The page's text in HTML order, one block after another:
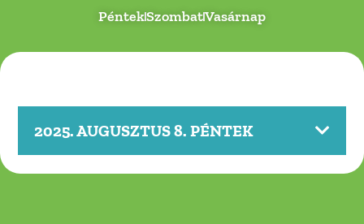
PéntekSzombatVasárnap
2025. AUGUSZTUS 8. PÉNTEK